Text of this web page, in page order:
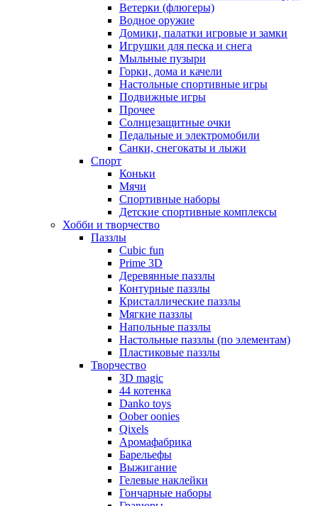
Ветерки (флюгеры)
Водное оружие
Домики, палатки игровые и замки
Игрушки для песка и снега
Мыльные пузыри
Горки, дома и качели
Настольные спортивные игры
Подвижные игры
Прочее
Солнцезащитные очки
Педальные и электромобили
Санки, снегокаты и лыжи
Спорт
Коньки
Мячи
Спортивные наборы
Детские спортивные комплексы
Хобби и творчество
Паззлы
Cubic fun
Prime 3D
Деревянные паззлы
Контурные паззлы
Кристаллические паззлы
Мягкие паззлы
Напольные паззлы
Настольные паззлы (по элементам)
Пластиковые паззлы
Творчество
3D magic
44 котенка
Danko toys
Oober oonies
Qixels
Аромафабрика
Барельефы
Выжигание
Гелевые наклейки
Гончарные наборы